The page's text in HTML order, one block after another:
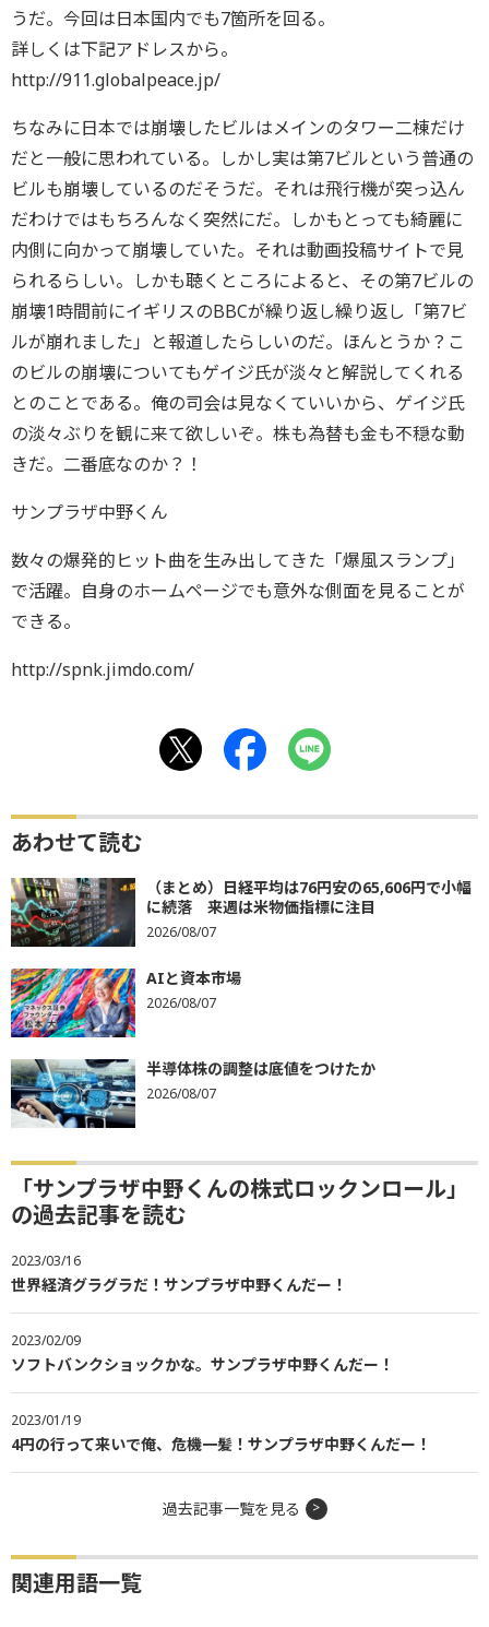
うだ。今回は日本国内でも7箇所を回る。
詳しくは下記アドレスから。
http://911.globalpeace.jp/
ちなみに日本では崩壊したビルはメインのタワー二棟だけ
だと一般に思われている。しかし実は第7ビルという普通の
ビルも崩壊しているのだそうだ。それは飛行機が突っ込ん
だわけではもちろんなく突然にだ。しかもとっても綺麗に
内側に向かって崩壊していた。それは動画投稿サイトで見
られるらしい。しかも聴くところによると、その第7ビルの
崩壊1時間前にイギリスのBBCが繰り返し繰り返し「第7ビ
ルが崩れました」と報道したらしいのだ。ほんとうか？こ
のビルの崩壊についてもゲイジ氏が淡々と解説してくれる
とのことである。俺の司会は見なくていいから、ゲイジ氏
の淡々ぶりを観に来て欲しいぞ。株も為替も金も不穏な動
きだ。二番底なのか？！
サンプラザ中野くん
数々の爆発的ヒット曲を生み出してきた「爆風スランプ」
で活躍。自身のホームページでも意外な側面を見ることが
できる。
http://spnk.jimdo.com/
あわせて読む
（まとめ）日経平均は76円安の65,606円で小幅
に続落 来週は米物価指標に注目
2026/08/07
AIと資本市場
2026/08/07
半導体株の調整は底値をつけたか
2026/08/07
「サンプラザ中野くんの株式ロックンロール」
の過去記事を読む
2023/03/16
世界経済グラグラだ！サンプラザ中野くんだー！
2023/02/09
ソフトバンクショックかな。サンプラザ中野くんだー！
2023/01/19
4円の行って来いで俺、危機一髪！サンプラザ中野くんだー！
過去記事一覧を見る
関連用語一覧